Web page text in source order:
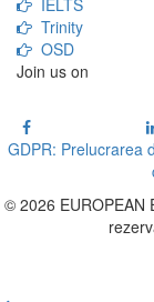
IELTS
Trinity
OSD
Join us on
GDPR: Prelucrarea
© 2026 EUROPEAN